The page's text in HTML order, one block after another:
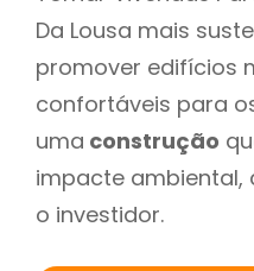
Da Lousa mais
promover edifícios
confortáveis para
uma construção
impacte ambiental,
o investidor.